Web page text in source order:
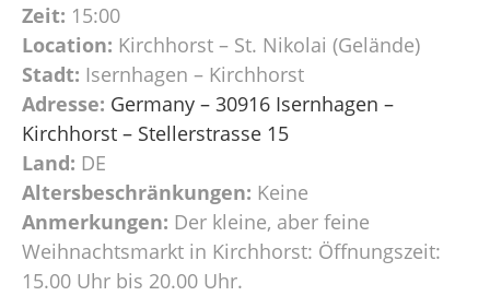
Zeit: 15:00
Location: Kirchhorst – St. Nikolai (Gelände)
Stadt: Isernhagen – Kirchhorst
Adresse: Germany – 30916 Isernhagen –
Kirchhorst – Stellerstrasse 15
Land: DE
Altersbeschränkungen: Keine
Anmerkungen: Der kleine, aber feine
Weihnachtsmarkt in Kirchhorst: Öffnungszeit:
15.00 Uhr bis 20.00 Uhr.